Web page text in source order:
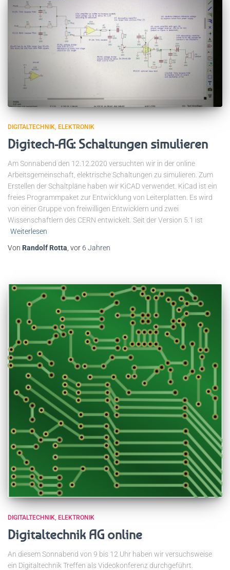
DIGITALTECHNIK ELEKTRONIK
Digitech-AG: Schaltungen simulieren
Am Sonnabend den 12.12.2020 versuchten wir in der online
Arbeitsgemeinschaft, elektrische Schaltungen zu simulieren. Zum
Erstellen der Schaltpläne haben wir KiCAD verwendet. KiCad ist ein
freies Programmpaket zur Entwicklung von Leiterplatten. Es wird
von einer Gruppe von freiwilligen Entwicklern und zwei
Wissenschaftlern des CERN entwickelt. Seit der Version 5.1 ist
Weiterlesen
Von Randolf Rotta , vor 6 Jahren
DIGITALTECHNIK ELEKTRONIK
Digitaltechnik AG online
An diesem Sonnabend von 9 bis 12 Uhr haben wir versuchsweise
ein Digitaltechnik Treffen als Videokonferenz durchgeführt.